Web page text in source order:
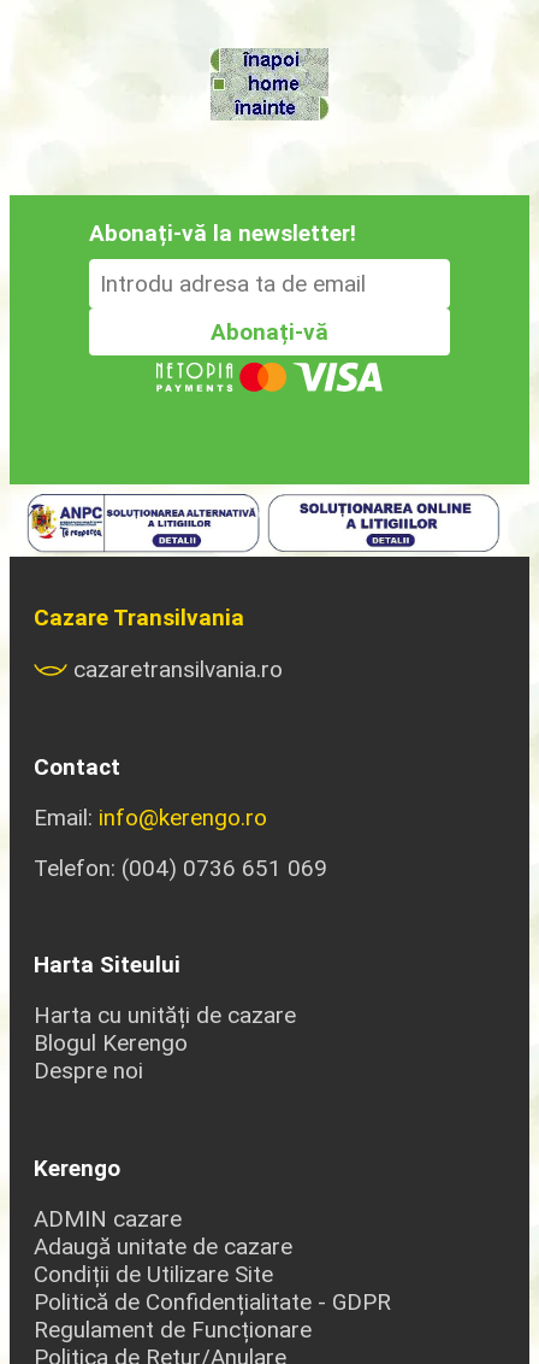
Abonați-vă la newsletter!
Cazare Transilvania
cazaretransilvania.ro
Contact
Email: info@kerengo.ro
Telefon: (004) 0736 651 069
Harta Siteului
Harta cu unități de cazare
Blogul Kerengo
Despre noi
Kerengo
ADMIN cazare
Adaugă unitate de cazare
Condiții de Utilizare Site
Politică de Confidențialitate - GDPR
Regulament de Funcționare
Politica de Retur/Anulare